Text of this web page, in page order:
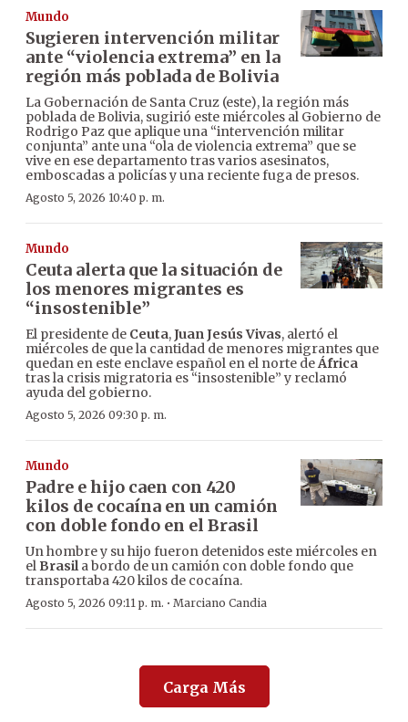
Mundo
Sugieren intervención militar
ante “violencia extrema” en la
región más poblada de Bolivia
La Gobernación de Santa Cruz (este), la región más
poblada de Bolivia, sugirió este miércoles al Gobierno de
Rodrigo Paz que aplique una “intervención militar
conjunta” ante una “ola de violencia extrema” que se
vive en ese departamento tras varios asesinatos,
emboscadas a policías y una reciente fuga de presos.
Agosto 5, 2026 10:40 p. m.
Mundo
Ceuta alerta que la situación de
los menores migrantes es
“insostenible”
El presidente de Ceuta,Juan Jesús Vivas, alertó el
miércoles de que la cantidad de menores migrantes que
quedan en este enclave español en el norte deÁfrica
tras la crisis migratoria es “insostenible” y reclamó
ayuda del gobierno.
Agosto 5, 2026 09:30 p. m.
Mundo
Padre e hijo caen con 420
kilos de cocaína en un camión
con doble fondo en el Brasil
Un hombre y su hijo fueron detenidos este miércoles en
el Brasila bordo de un camión con doble fondo que
transportaba 420 kilos de cocaína.
Agosto 5, 2026 09:11 p. m. · Marciano Candia
Carga Más